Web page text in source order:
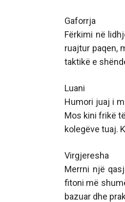
Gaforrja
Fërkimi në
ruajtur paqen,
taktikë e
Luani
Humori juaj i
Mos kini frikë
kolegëve tuaj.
Virgjeresha
Merrni një
fitoni më
bazuar dhe